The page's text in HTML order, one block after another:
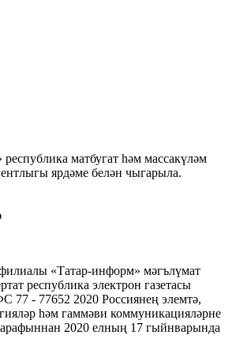
республика матбугат һәм массакүләм
ярдәме белән чыгарыла.
«Татар-информ» мәгълүмат
республика электрон газетасы
77 - 77652 2020 Россиянең элемтә,
һәм гаммәви коммуникацияләрне
2020 елның 17 гыйнварында